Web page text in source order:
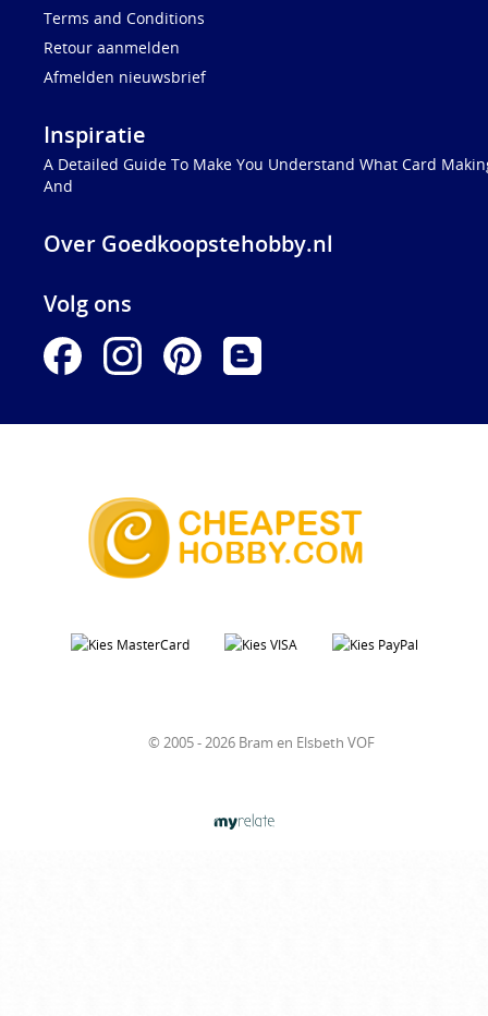
Terms and Conditions
Retour aanmelden
Afmelden nieuwsbrief
Inspiratie
A Detailed Guide To Make You Understand What Card
And
Over Goedkoopstehobby.nl
Volg ons
© 2005 - 2026 Bram en Elsbeth VOF